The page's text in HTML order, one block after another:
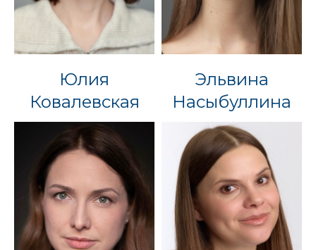
Юлия
Ковалевская
Эльвина
Насыбуллина